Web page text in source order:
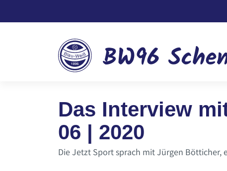
Das Interview
06 | 2020
Die Jetzt Sport sprach mit Jürgen Bötticher,